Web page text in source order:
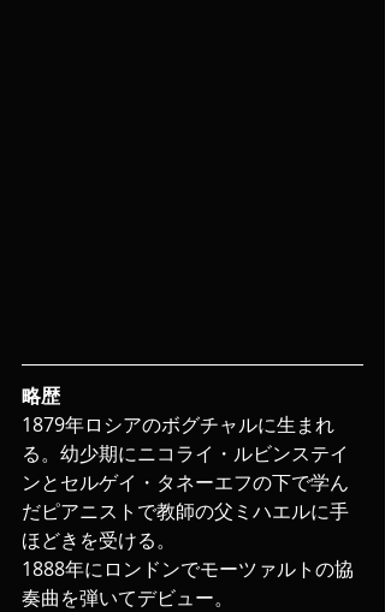
略歴
1879年ロシアのボグチャルに生まれ
る。幼少期にニコライ・ルビンステイ
ンとセルゲイ・タネーエフの下で学ん
だピアニストで教師の父ミハエルに手
ほどきを受ける。
1888年にロンドンでモーツァルトの協
奏曲を弾いてデビュー。